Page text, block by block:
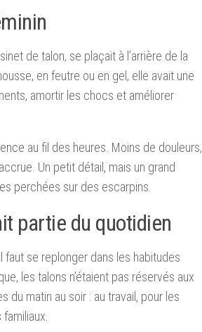
de talon, se plaçait à l’arrière de la
en feutre ou en gel, elle avait une
amortir les chocs et améliorer
au fil des heures. Moins de douleurs,
Un petit détail, mais un grand
perchées sur des escarpins.
partie du quotidien
se replonger dans les habitudes
les talons n’étaient pas réservés aux
matin au soir : au travail, pour les